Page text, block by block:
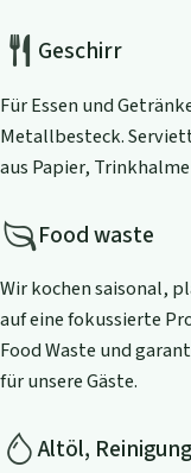
Geschirr
Für Essen und
Metallbesteck.
aus Papier,
Food waste
Wir kochen saisonal,
auf eine fokussierte
Food Waste und
für unsere Gäste.
Altöl,